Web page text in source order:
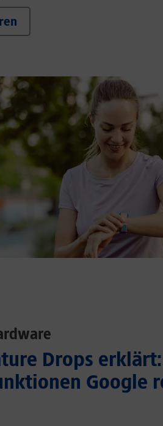
Drops
Google